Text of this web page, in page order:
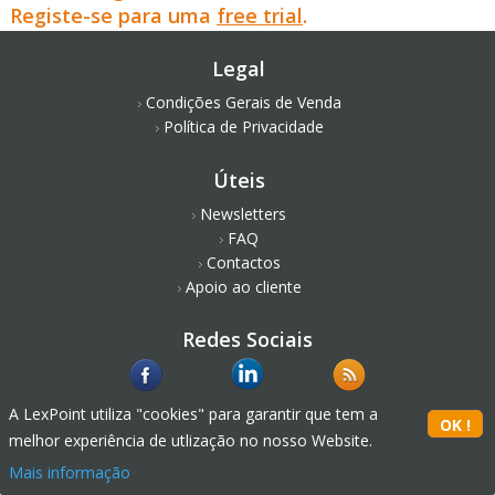
Registe-se para uma free trial.
Legal
Condições Gerais de Venda
Política de Privacidade
Úteis
Newsletters
FAQ
Contactos
Apoio ao cliente
Redes Sociais
A LexPoint utiliza "cookies" para garantir que tem a
melhor experiência de utlização no nosso Website.
Mais informação